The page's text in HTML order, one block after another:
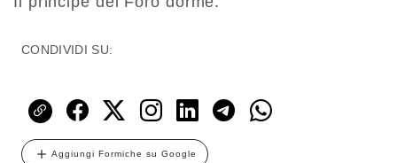
CONDIVIDI SU:
Aggiungi Formiche su Google